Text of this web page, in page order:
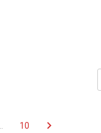
10 chevron_right